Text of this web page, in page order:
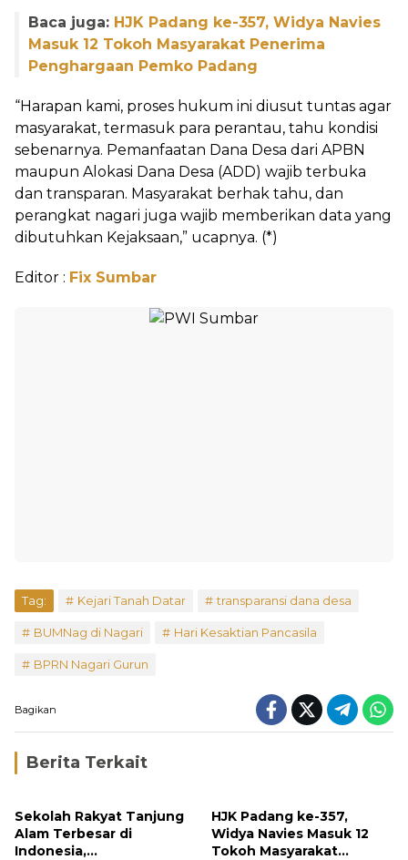
Baca juga: HJK Padang ke-357, Widya Navies
Masuk 12 Tokoh Masyarakat Penerima
Penghargaan Pemko Padang
“Harapan kami, proses hukum ini diusut tuntas agar
masyarakat, termasuk para perantau, tahu kondisi
sebenarnya. Pemanfaatan Dana Desa dari APBN
maupun Alokasi Dana Desa (ADD) wajib terbuka
dan transparan. Masyarakat berhak tahu, dan
perangkat nagari juga wajib memberikan data yang
dibutuhkan Kejaksaan,” ucapnya. (*)
Editor : Fix Sumbar
Tag: Kejari Tanah Datar transparansi dana desa
BUMNag di Nagari Hari Kesaktian Pancasila
BPRN Nagari Gurun
Bagikan
Berita Terkait
Sekolah Rakyat Tanjung
Alam Terbesar di
Indonesia,
HJK Padang ke-357,
Widya Navies Masuk 12
Tokoh Masyarakat